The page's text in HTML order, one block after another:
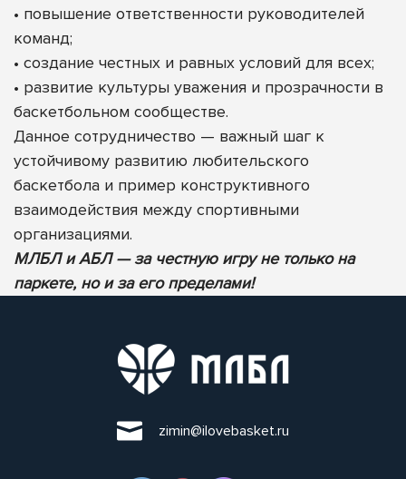
• повышение ответственности руководителей
команд;
• создание честных и равных условий для всех;
• развитие культуры уважения и прозрачности в
баскетбольном сообществе.
Данное сотрудничество — важный шаг к
устойчивому развитию любительского
баскетбола и пример конструктивного
взаимодействия между спортивными
организациями.
МЛБЛ и АБЛ — за честную игру не только на
паркете, но и за его пределами!
zimin@ilovebasket.ru